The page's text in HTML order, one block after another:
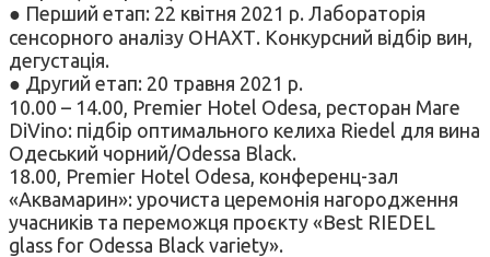
● Перший етап: 22 квітня 2021 р. Лабораторія
сенсорного аналізу ОНАХТ. Конкурсний відбір вин,
дегустація.
● Другий етап: 20 травня 2021 р.
10.00 – 14.00, Premier Hotel Odesa, ресторан Mare
DiVino: підбір оптимального келиха Riedel для вина
Одеський чорний/Odessa Black.
18.00, Premier Hotel Odesa, конференц-зал
«Аквамарин»: урочиста церемонія нагородження
учасників та переможця проєкту «Best RIEDEL
glass for Odessa Black variety».